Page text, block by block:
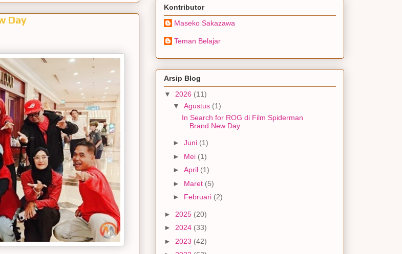
Day
Kontributor
Maseko Sakazawa
Teman Belajar
Arsip Blog
▼ 2026 (11)
▼ Agustus (1)
In Search for ROG di Film Spiderman
Brand New Day
► Juni (1)
► Mei (1)
► April (1)
► Maret (5)
► Februari (2)
► 2025 (20)
► 2024 (33)
► 2023 (42)